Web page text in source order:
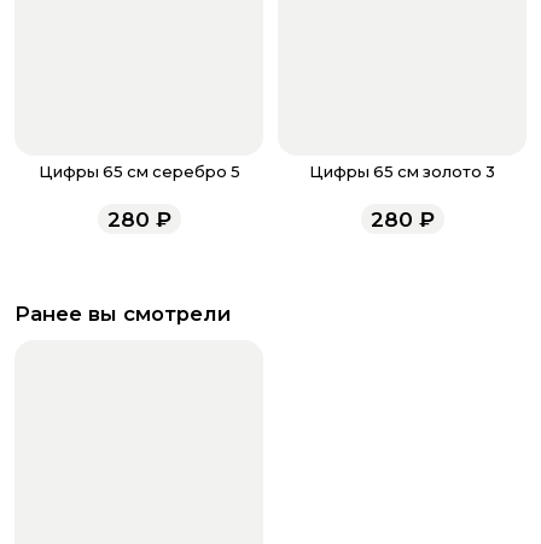
Цифры 65 см серебро 5
280 ₽
Цифры 65 см золото 3
280 ₽
Ранее вы смотрели